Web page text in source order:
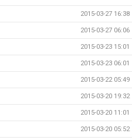
2015-03-27 16:38
2015-03-27 06:06
2015-03-23 15:01
2015-03-23 06:01
2015-03-22 05:49
2015-03-20 19:32
2015-03-20 11:01
2015-03-20 05:52